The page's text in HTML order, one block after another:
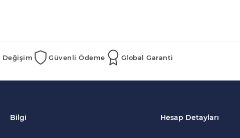
Değişim Güvenli Ödeme Global Garanti
Bilgi Hesap Detayları